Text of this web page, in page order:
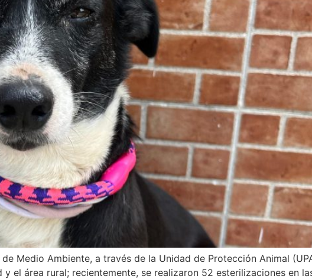
Medio Ambiente, a través de la Unidad de Protección Animal
el área rural; recientemente, se realizaron 52 esterilizaciones en